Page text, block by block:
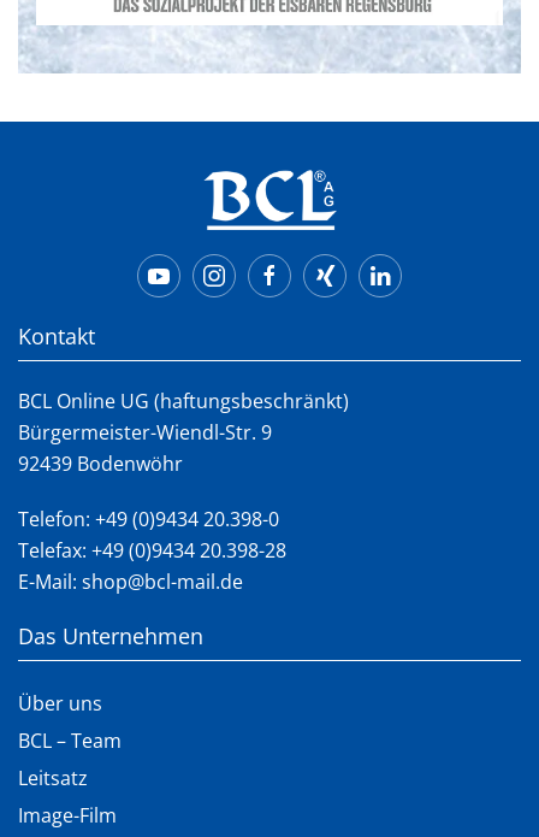
Kontakt
BCL Online UG (haftungsbeschränkt)
Bürgermeister-Wiendl-Str. 9
92439 Bodenwöhr
Telefon: +49 (0)9434 20.398-0
Telefax: +49 (0)9434 20.398-28
E-Mail: shop@bcl-mail.de
Das Unternehmen
Über uns
BCL – Team
Leitsatz
Image-Film